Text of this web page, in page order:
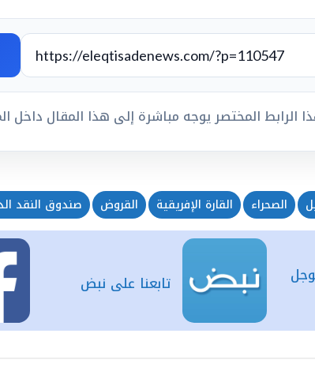
الرابط المختصر يوجه مباشرة إلى هذا المقال داخل
الصحراء القارة الإفريقية القروض صندوق النقد
تابعنا على نبض